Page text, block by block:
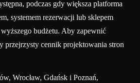
podczas gdy większa platforma
systemem rezerwacji lub sklepem
budżetu. Aby zapewnić
przejrzysty cennik projektowania stron
Wrocław, Gdańsk i Poznań,